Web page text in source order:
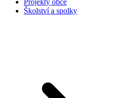
Projekty obce
Školství a spolky